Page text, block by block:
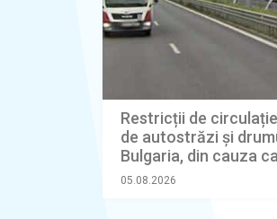
Restricții de
de autostrăzi și
Bulgaria, din cauza
05.08.2026